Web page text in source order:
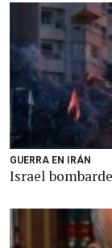
GUERRA EN IRÁN
Israel